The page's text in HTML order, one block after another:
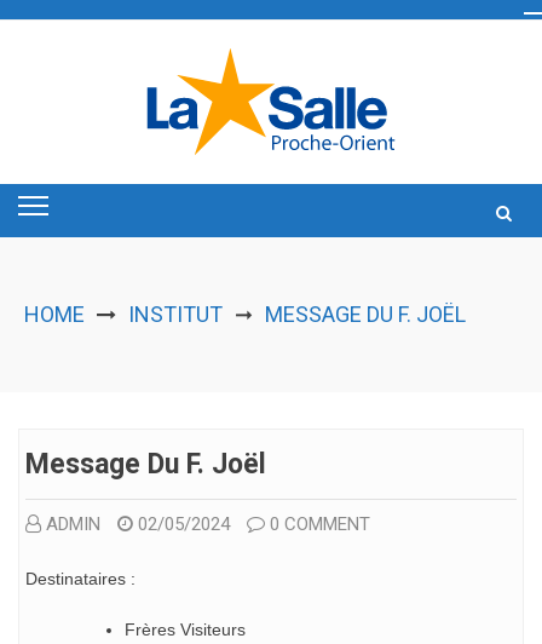
HOME INSTITUT ➞ MESSAGE DU F. JOËL
Message Du F. Joël
ADMIN 02/05/2024 0 COMMENT
Destinataires :
Frères Visiteurs